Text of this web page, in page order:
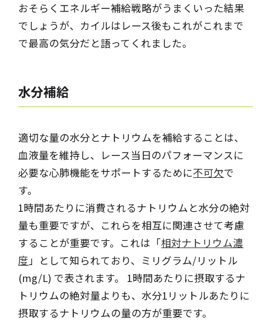
おそらくエネルギー補給戦略がうまくいった結果
でしょうが、カイルはレース後もこれがこれまで
で最高の気分だと語ってくれました。
水分補給
適切な量の水分とナトリウムを補給することは、
血液量を維持し、レース当日のパフォーマンスに
必要な心肺機能をサポートするために不可欠で
す。
1時間あたりに消費されるナトリウムと水分の絶対
量も重要ですが、これらを相互に関連させて考慮
することが重要です。これは「相対ナトリウム濃
度」として知られており、ミリグラム/リットル
(mg/L) で表されます。 1時間あたりに摂取するナ
トリウムの絶対量よりも、水分1リットルあたりに
摂取するナトリウムの量の方が重要です。